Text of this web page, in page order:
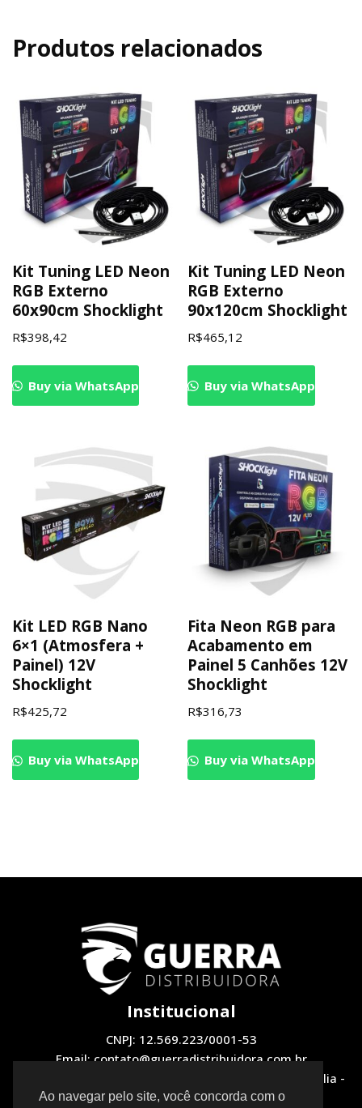
Produtos relacionados
Kit Tuning LED Neon
RGB Externo
60x90cm Shocklight
R$398,42
Buy via WhatsApp
Kit Tuning LED Neon
RGB Externo
90x120cm Shocklight
R$465,12
Buy via WhatsApp
Kit LED RGB Nano
6×1 (Atmosfera +
Painel) 12V
Shocklight
R$425,72
Buy via WhatsApp
Fita Neon RGB para
Acabamento em
Painel 5 Canhões 12V
Shocklight
R$316,73
Buy via WhatsApp
Institucional
CNPJ: 12.569.223/0001-53
Email: contato@guerradistribuidora.com.br
Endereço: QNH 1, LOTE 12 Loja 2 - Taguatinga, Brasília -
DF, 72130-510
Ao navegar pelo site, você concorda com o